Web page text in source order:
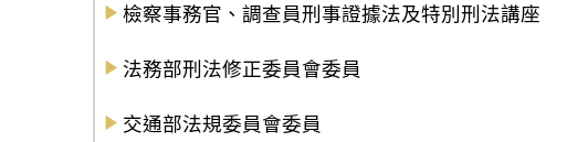
檢察事務官、調查員刑事證據法及特別刑法講座
法務部刑法修正委員會委員
交通部法規委員會委員